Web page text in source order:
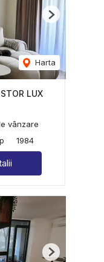
Harta
Next
LUX
vânzare
1984
Next